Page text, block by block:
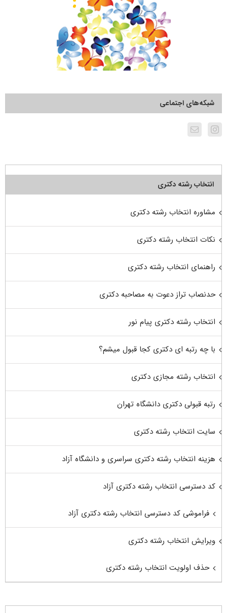
شبکه‌های اجتماعی
انتخاب رشته دکتری
مشاوره انتخاب رشته دکتری
نکات انتخاب رشته دکتری
راهنمای انتخاب رشته دکتری
حدنصاب تراز دعوت به مصاحبه دکتری
انتخاب رشته دکتری پیام نور
با چه رتبه ای دکتری کجا قبول میشم؟
انتخاب رشته مجازی دکتری
رتبه قبولی دکتری دانشگاه تهران
سایت انتخاب رشته دکتری
هزینه انتخاب رشته دکتری سراسری و دانشگاه آزاد
کد دسترسی انتخاب رشته دکتری آزاد
فراموشی کد دسترسی انتخاب رشته دکتری آزاد
ویرایش انتخاب رشته دکتری
حذف اولویت انتخاب رشته دکتری